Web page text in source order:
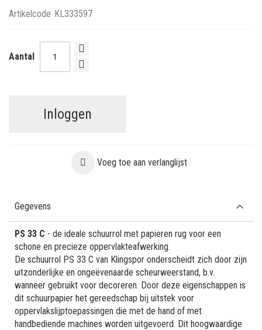
Artikelcode KL333597
Aantal
Inloggen
Voeg toe aan verlanglijst
Gegevens
PS 33 C - de ideale schuurrol met papieren rug voor een
schone en precieze oppervlakteafwerking.
De schuurrol PS 33 C van Klingspor onderscheidt zich door zijn
uitzonderlijke en ongeëvenaarde scheurweerstand, b.v.
wanneer gebruikt voor decoreren. Door deze eigenschappen is
dit schuurpapier het gereedschap bij uitstek voor
oppervlakslijptoepassingen die met de hand of met
handbediende machines worden uitgevoerd. Dit hoogwaardige